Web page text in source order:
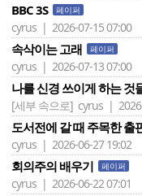
BBC 3S 페이퍼
cyrus | 2026-07-15 07:00
속삭이는 고래 페이퍼
cyrus | 2026-07-13 07:00
나를 신경 쓰이게 하는 것
[세부 속으로] cyrus |
도서전에 갈 때 주목한 출
cyrus | 2026-06-27 19:02
회의주의 배우기 페이퍼
cyrus | 2026-06-22 07:01